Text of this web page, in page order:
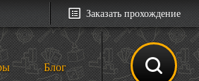
Заказать прохождение
Блог